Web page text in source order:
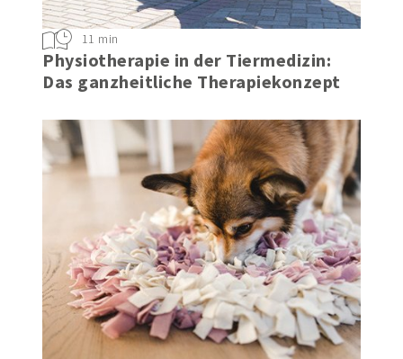
Physiotherapie in der Tiermedizin:
Das ganzheitliche Therapiekonzept
11 min